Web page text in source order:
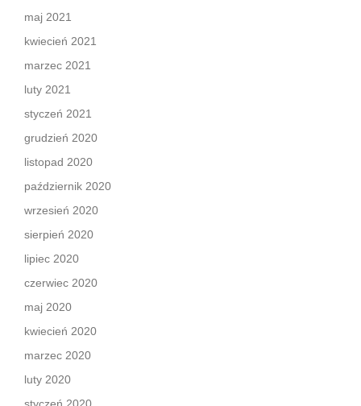
maj 2021
kwiecień 2021
marzec 2021
luty 2021
styczeń 2021
grudzień 2020
listopad 2020
październik 2020
wrzesień 2020
sierpień 2020
lipiec 2020
czerwiec 2020
maj 2020
kwiecień 2020
marzec 2020
luty 2020
styczeń 2020